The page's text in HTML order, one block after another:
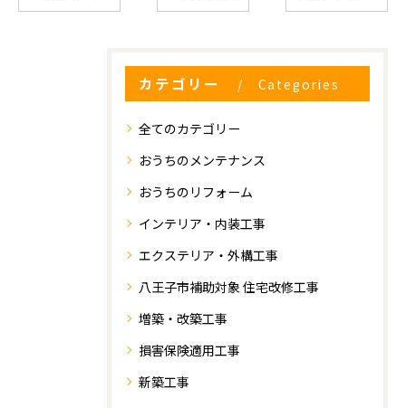
カテゴリー Categories
全てのカテゴリー
おうちのメンテナンス
おうちのリフォーム
インテリア・内装工事
エクステリア・外構工事
八王子市補助対象 住宅改修工事
増築・改築工事
損害保険適用工事
新築工事
お気軽にお問い合わせください